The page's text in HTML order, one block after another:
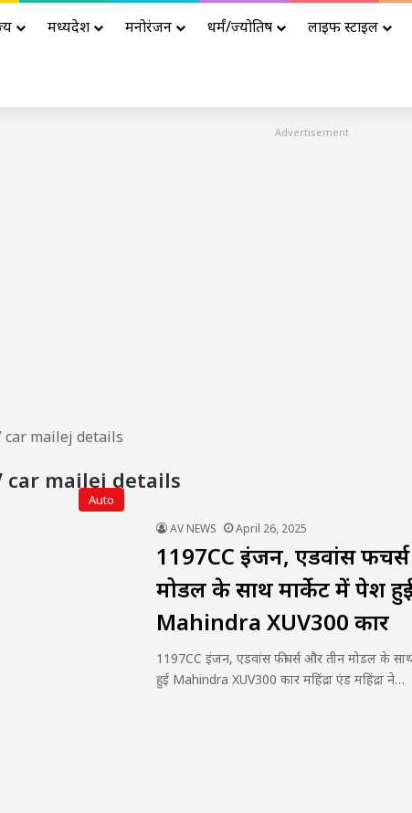
मध्यप्रदेश मनोरंजन धर्मं/ज्योतिष लाइफ स्टाइल
Advertisement
car mailej details
car mailej details
Auto
AV NEWS April 26, 2025
1197CC इंजन, एडवांस
मोडल के साथ मार्केट में पेश
Mahindra XUV300 कार
1197CC इंजन, एडवांस फीचर्स और तीन मोडल के
हुई Mahindra XUV300 कार महिंद्रा एंड महिंद्रा ने…